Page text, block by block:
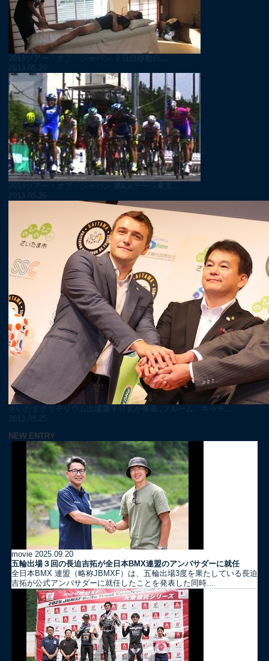
NEW ENTRY
movie 2025.09.20
五輪出場３回の長迫吉拓が全日本BMX連盟のアンバサダーに就任
全日本BMX 連盟（略称JBMXF）は、五輪出場3度を果たしている長迫
吉拓が公式アンバサダーに就任したことを発表した同時…